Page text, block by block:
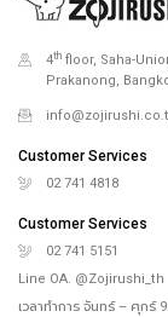
4th floor, Saha-
Prakanong,
Customer Services
02 741 4818
Customer Services
02 741 5151
Line OA. @Zojirushi_th
เวลาทำการ จันทร์ – ศุกร์